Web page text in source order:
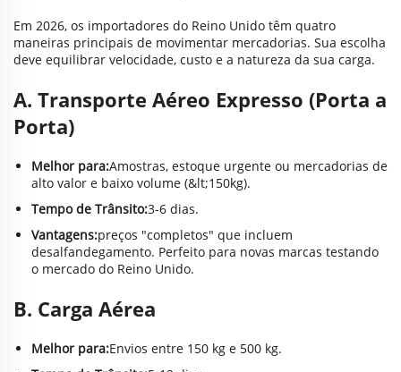
Em 2026, os importadores do Reino Unido têm quatro
maneiras principais de movimentar mercadorias. Sua escolha
deve equilibrar velocidade, custo e a natureza da sua carga.
A. Transporte Aéreo Expresso (Porta a
Porta)
Melhor para:Amostras, estoque urgente ou mercadorias de
alto valor e baixo volume (&lt;150kg).
Tempo de Trânsito:3-6 dias.
Vantagens:preços "completos" que incluem
desalfandegamento. Perfeito para novas marcas testando
o mercado do Reino Unido.
B. Carga Aérea
Melhor para:Envios entre 150 kg e 500 kg.